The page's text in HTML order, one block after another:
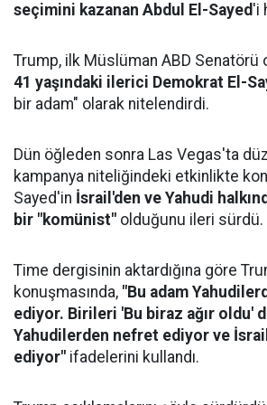
seçimini kazanan Abdul El-Sayed'i
Trump, ilk Müslüman ABD Senatörü
41 yaşındaki ilerici Demokrat El-
bir adam" olarak nitelendirdi.
Dün öğleden sonra Las Vegas'ta
kampanya niteliğindeki etkinlikte
Sayed'in İsrail'den ve Yahudi
bir "komünist" olduğunu ileri sürdü.
Time dergisinin aktardığına göre
konuşmasında, "Bu adam
ediyor. Birileri 'Bu biraz ağır oldu'
Yahudilerden nefret ediyor ve
ediyor" ifadelerini kullandı.